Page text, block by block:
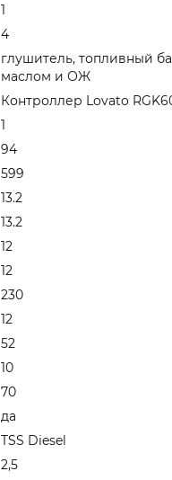
1
4
глушитель, топливный
маслом и ОЖ
Контроллер Lovato
1
94
599
13.2
13.2
12
12
230
12
52
10
70
да
TSS Diesel
2,5